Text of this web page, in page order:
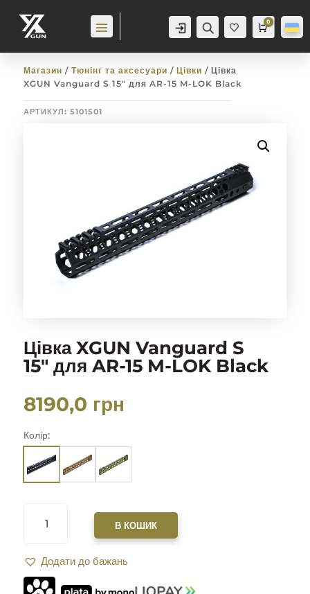
Аккаунт Пошук
Баж
анн
Cart
0
0,0грн
Магазин / Тюнінг та аксесуари / Цівки / Цівка
XGUN Vanguard S 15″ для AR-15 M-LOK Black
АРТИКУЛ: 5101501
Цівка XGUN Vanguard S
15″ для AR-15 M-LOK Black
8190,0 грн
Колір:
XGUN
15"
ДЛЯ
AR-
В КОШИК
Додати до бажань